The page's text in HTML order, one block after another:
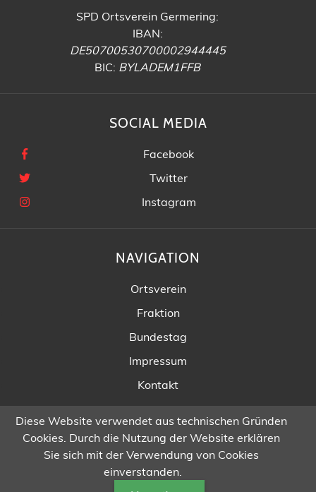
SPD Ortsverein Germering:
IBAN:
DE50700530700002944445
BIC: BYLADEM1FFB
SOCIAL MEDIA
Facebook
Twitter
Instagram
NAVIGATION
Ortsverein
Fraktion
Bundestag
Impressum
Kontakt
© SPD Germering / 2026 /Odd Themebymontequesto
Diese Website verwendet aus technischen Gründen
Cookies. Durch die Nutzung der Website erklären
Sie sich mit der Verwendung von Cookies
einverstanden.